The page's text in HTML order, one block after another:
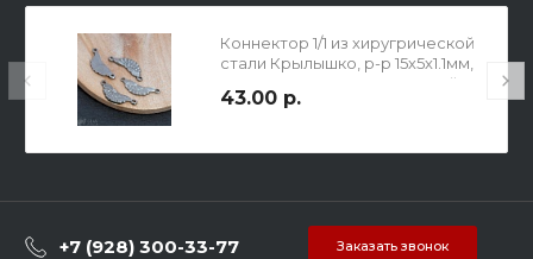
Коннектор 1/1 из хиругрической
стали Крылышко, р-р 15х5х1.1мм,
отв. 0.8мм, цвет натуральный.
43.00 р.
+7 (928) 300-33-77 Заказать звонок